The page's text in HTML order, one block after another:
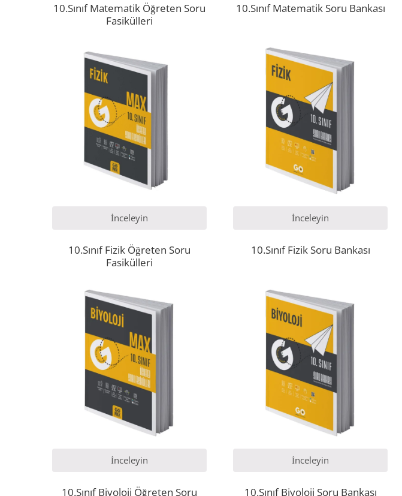
10.Sınıf Matematik Öğreten Soru
Fasikülleri
10.Sınıf Matematik Soru Bankası
İnceleyin
10.Sınıf Fizik Öğreten Soru
Fasikülleri
İnceleyin
10.Sınıf Fizik Soru Bankası
İnceleyin
10.Sınıf Biyoloji Öğreten Soru
İnceleyin
10.Sınıf Biyoloji Soru Bankası